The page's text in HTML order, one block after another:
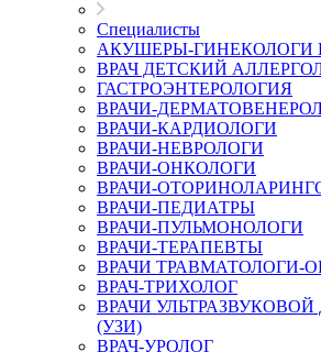
Специалисты
АКУШЕРЫ-ГИНЕКОЛОГИ
ВРАЧ ДЕТСКИЙ
ГАСТРОЭНТЕРОЛОГИЯ
ВРАЧИ-
ВРАЧИ-КАРДИОЛОГИ
ВРАЧИ-НЕВРОЛОГИ
ВРАЧИ-ОНКОЛОГИ
ВРАЧИ-
ВРАЧИ-ПЕДИАТРЫ
ВРАЧИ-ПУЛЬМОНОЛОГИ
ВРАЧИ-ТЕРАПЕВТЫ
ВРАЧИ ТРАВМАТОЛОГИ-
ВРАЧ-ТРИХОЛОГ
ВРАЧИ
(УЗИ)
ВРАЧ-УРОЛОГ